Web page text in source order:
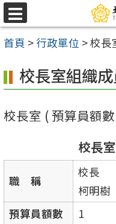
跳
至
主
內
區
選
單
首頁 > 行政單位 >校長
校長室組織
校長室 ( 預算員額
校長
職 稱
校長
柯明樹
預算員額數
1